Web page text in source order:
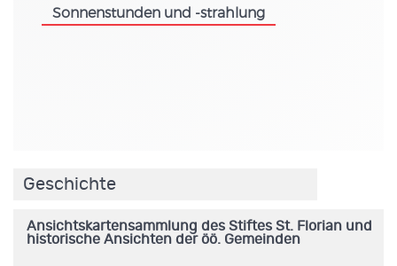
Sonnenstunden und -strahlung
Geschichte
Ansichtskartensammlung des Stiftes St. Florian und
historische Ansichten der öö. Gemeinden